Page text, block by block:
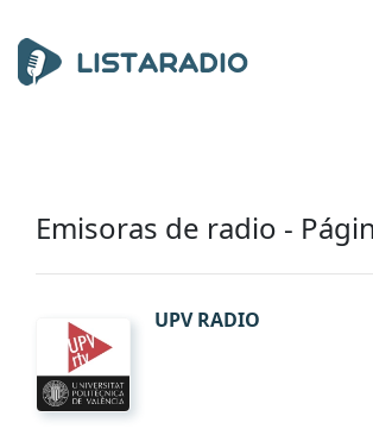
Emisoras de radio -
UPV RADIO